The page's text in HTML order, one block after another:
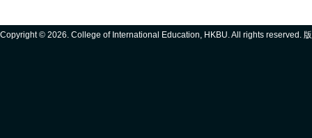
Copyright © 2026. College of International Education, HKBU. All rights reserved.